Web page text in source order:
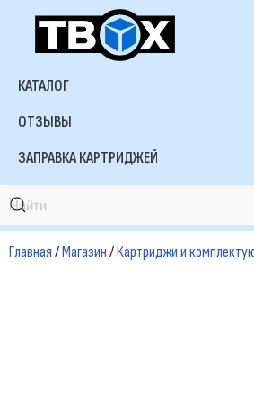
Перейти
содержимому
КАТАЛОГ
ОТЗЫВЫ
ЗАПРАВКА КАРТРИДЖЕЙ
Главная/Магазин/Картриджи и